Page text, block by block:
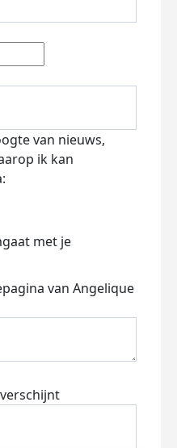
van nieuws,
ik kan
met je
van Angelique